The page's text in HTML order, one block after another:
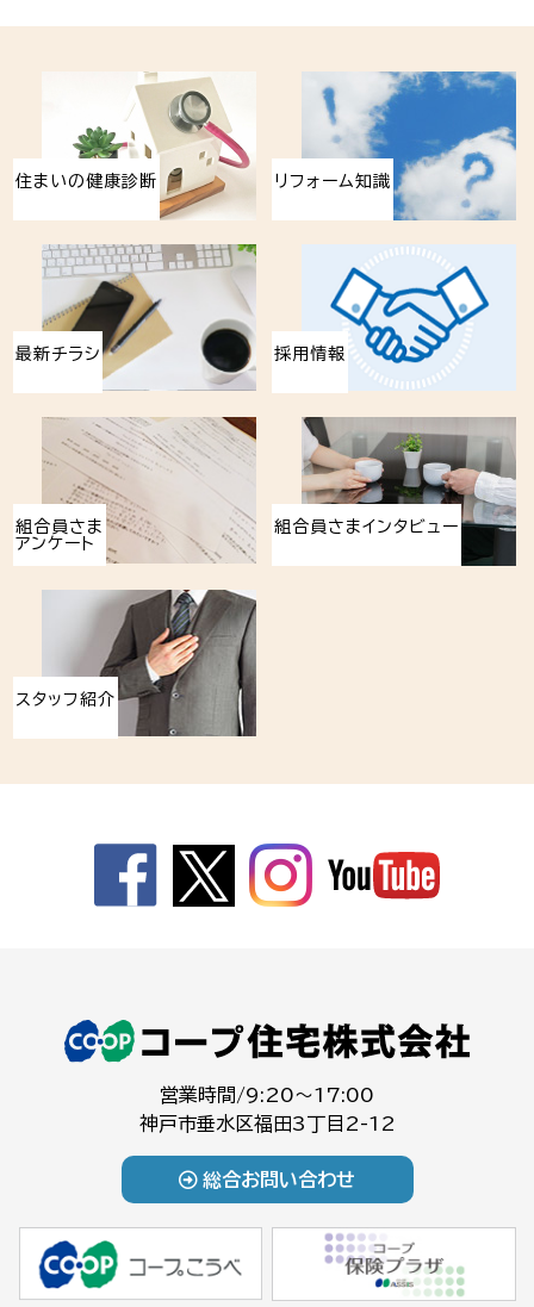
住まいの健康診断 リフォーム知識
最新チラシ 採用情報
組合員さま
アンケート
組合員さまインタビュー
スタッフ紹介
営業時間/9:20～17:00
神戸市垂水区福田3丁目2-12
総合お問い合わせ